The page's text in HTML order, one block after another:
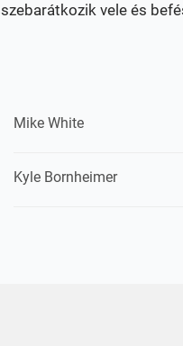
vele és
Mike White
Kyle Bornheimer